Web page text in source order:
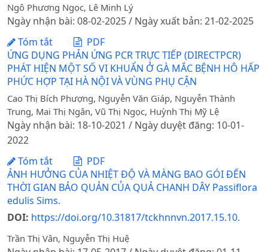
Ngô Phương Ngọc, Lê Minh Lý
Ngày nhận bài: 08-02-2025 / Ngày xuất bản: 21-02-2025
Tóm tắt
PDF
ỨNG DỤNG PHẢN ỨNG PCR TRỰC TIẾP (DIRECTPCR)
PHÁT HIỆN MỘT SỐ VI KHUẨN Ở GÀ MẮC BỆNH HÔ HẤP
PHỨC HỢP TẠI HÀ NỘI VÀ VÙNG PHỤ CẬN
Cao Thị Bích Phượng, Nguyễn Văn Giáp, Nguyễn Thành
Trung, Mai Thị Ngân, Vũ Thị Ngọc, Huỳnh Thị Mỹ Lệ
Ngày nhận bài: 18-10-2021 / Ngày duyệt đăng: 10-01-
2022
Tóm tắt
PDF
ẢNH HƯỞNG CỦA NHIỆT ĐỘ VÀ MÀNG BAO GÓI ĐẾN
THỜI GIAN BẢO QUẢN CỦA QUẢ CHANH DÂY Passiflora
edulis Sims.
DOI: https://doi.org/10.31817/tckhnnvn.2017.15.10.
Trần Thị Vân, Nguyễn Thị Huệ